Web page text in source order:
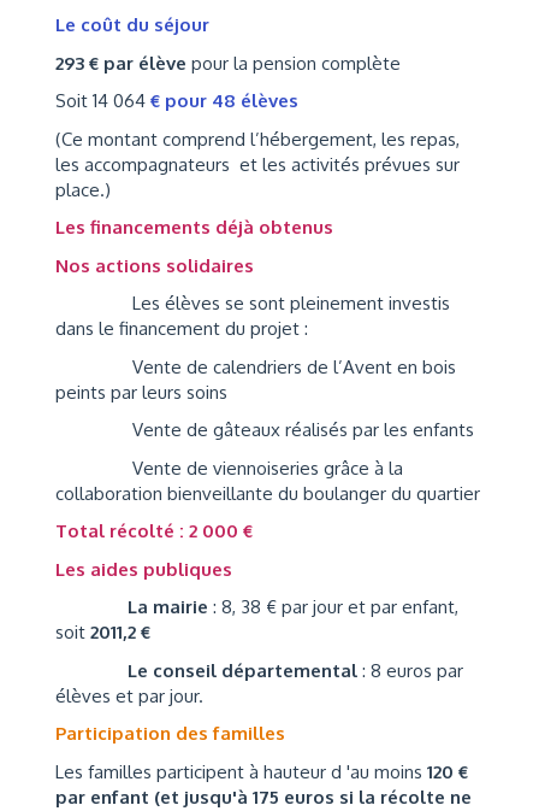
Le coût du séjour
293 € par élève pour la pension complète
Soit 14 064 € pour 48 élèves
(Ce montant comprend l’hébergement, les repas,
les accompagnateurs et les activités prévues sur
place.)
Les financements déjà obtenus
Nos actions solidaires
Les élèves se sont pleinement investis
dans le financement du projet :
Vente de calendriers de l’Avent en bois
peints par leurs soins
Vente de gâteaux réalisés par les enfants
Vente de viennoiseries grâce à la
collaboration bienveillante du boulanger du quartier
Total récolté : 2 000 €
Les aides publiques
La mairie : 8, 38 € par jour et par enfant,
soit 2011,2 €
Le conseil départemental : 8 euros par
élèves et par jour.
Participation des familles
Les familles participent à hauteur d 'au moins 120 €
par enfant (et jusqu'à 175 euros si la récolte ne